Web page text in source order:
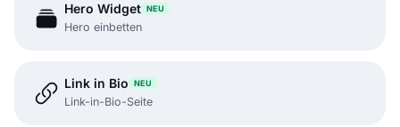
Hero Widget NEU
Hero einbetten
Link in Bio NEU
Link-in-Bio-Seite